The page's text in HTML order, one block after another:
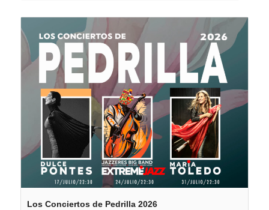
Los Conciertos de Pedrilla 2026